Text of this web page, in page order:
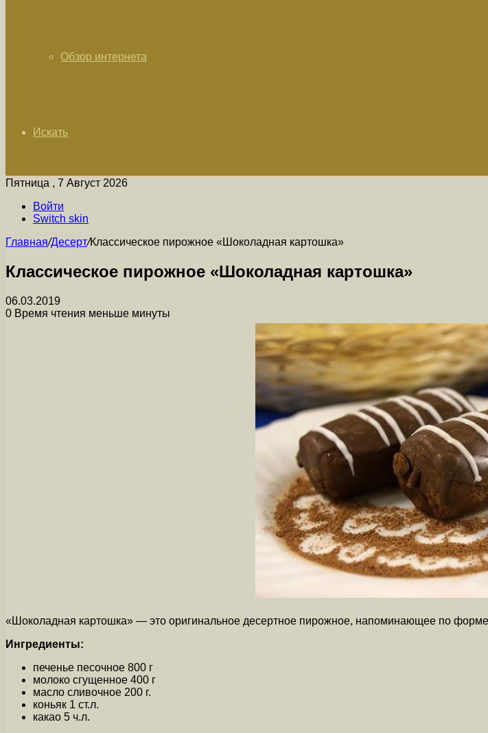
Обзор интернета
Искать
Пятница , 7 Август 2026
Войти
Switch skin
Главная/Десерт/Классическое пирожное «Шоколадная картошка»
Классическое пирожное «Шоколадная картошка»
06.03.2019
0 Время чтения меньше минуты
«Шоколадная картошка» — это оригинальное десертное пирожное, напоминающее по
Ингредиенты:
печенье песочное 800 г
молоко сгущенное 400 г
масло сливочное 200 г.
коньяк 1 ст.л.
какао 5 ч.л.